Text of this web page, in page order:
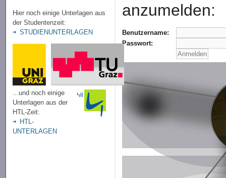
Hier noch einige Unterlagen aus
der Studentenzeit:
STUDIENUNTERLAGEN
...und noch einige
Unterlagen aus der
HTL-Zeit:
HTL-
UNTERLAGEN
anzumelden:
Benutzername:
Passwort: